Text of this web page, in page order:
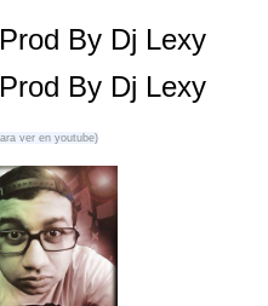
By Dj Lexy
By Dj Lexy
ver en youtube)